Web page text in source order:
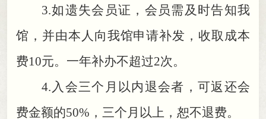
3.如遗失会员证 ， 会员需及时告知我
馆，并由本人向我馆申请补发 ， 收取成本
费10元。一年补办不超过2次。
4. 入会三个月以内退会者 ，可返还会
费金额的50%，三个月以上 ， 恕不退费。